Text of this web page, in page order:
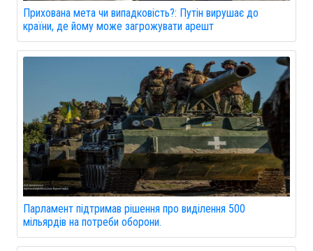
Прихована мета чи випадковість?: Путін вирушає до
країни, де йому може загрожувати арешт
Парламент підтримав рішення про виділення 500
мільярдів на потреби оборони.